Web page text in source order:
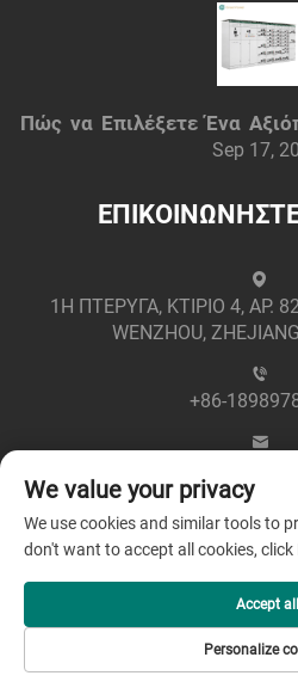
Πώς να Επιλέξετε Ένα
Sep 17,
1Η ΠΤΕΡΥΓΑ, ΚΤΙΡΙΟ 4, ΑΡ.
WENZHOU,
+86-
Πνευματικά Δικαιώματα ©
Greenpower Electric Co.,
We value your privacy
We use cookies and similar tools to
don't want to accept all cookies, click
Personalize
Accept all